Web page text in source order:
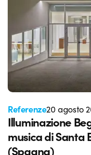
Referenze20 agosto
Illuminazione
musica di Santa
(Spagna)